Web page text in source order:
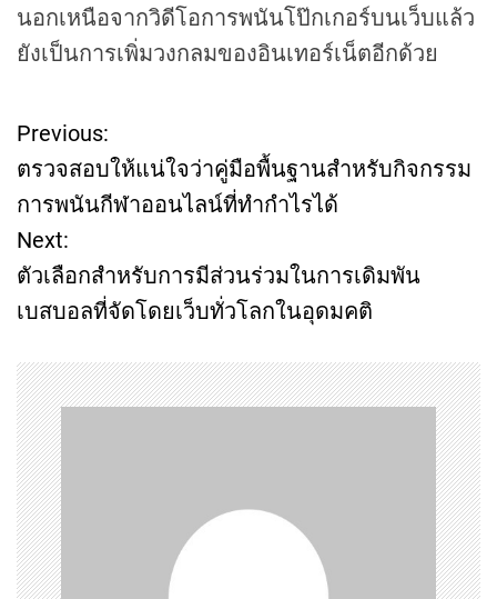
นอกเหนือจากวิดีโอการพนันโป๊กเกอร์บนเว็บแล้ว
ยังเป็นการเพิ่มวงกลมของอินเทอร์เน็ตอีกด้วย
P
o
s
t
n
a
v
i
g
Previous:
ตรวจสอบให้แน่ใจว่าคู่มือพื้นฐานสำหรับกิจกรรม
การพนันกีฬาออนไลน์ที่ทำกำไรได้
Next:
ตัวเลือกสำหรับการมีส่วนร่วมในการเดิมพัน
เบสบอลที่จัดโดยเว็บทั่วโลกในอุดมคติ